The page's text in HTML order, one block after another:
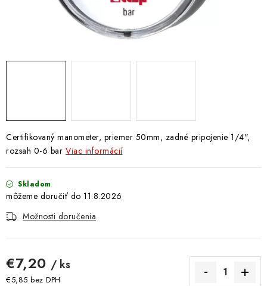
Certifikovaný manometer, priemer 50mm, zadné pripojenie 1/4",
rozsah 0-6 bar Viac informácií
Skladom
11.8.2026
Možnosti doručenia
€7,20 / ks
€5,85 bez DPH